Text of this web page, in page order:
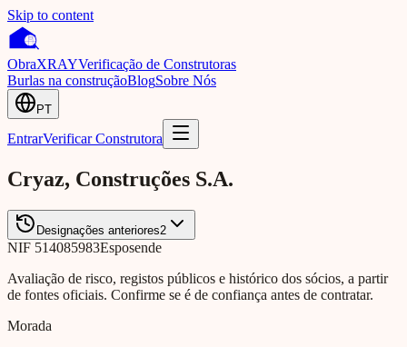
Skip to content
ObraXRAYVerificação de Construtoras
Burlas na construçãoBlogSobre Nós
PT
EntrarVerificar Construtora
Cryaz, Construções S.A.
Designações anteriores2
NIF 514085983Esposende
Avaliação de risco, registos públicos e histórico dos sócios, a partir
de fontes oficiais. Confirme se é de confiança antes de contratar.
Morada